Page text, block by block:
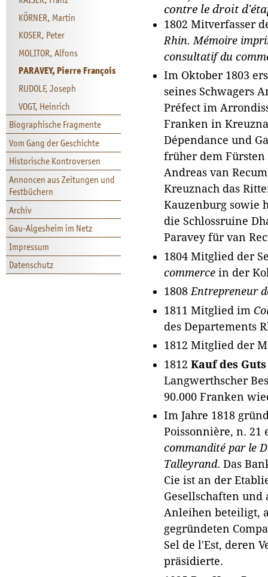
KÖRNER, Martin
KOSER, Peter
MOLITOR, Alfons
PARAVEY, Pierre François
RUDOLF, Joseph
VOGT, Heinrich
Biographische Fragmente
Vom Gang der Geschichte
Historische Kontroversen
Annoncen aus Zeitungen und
Festbüchern
Archiv
Gau-Algesheim im Netz
Impressum
Datenschutz
contre le droit
1802 Mitverfasser
Rhin. Mémoire
consultatif du
Im Oktober 1803
seines Schwagers
Préfect im
Franken in
Dépendance und
früher dem
Andreas van
Kreuznach das
Kauzenburg sowie
die Schlossruine
Paravey für van
1804 Mitglied der
commerce in der
1808Entrepreneur
1811 Mitglied im
des Departements
1812 Mitglied der
1812 Kaufdes
Langwerthscher
90.000 Franken
Im Jahre 1818
Poissonnière, n. 21
commandité par le
Talleyrand. Das
Cie ist an der
Gesellschaften
Anleihen beteiligt,
gegründeten
Sel de l'Est, deren
präsidierte.